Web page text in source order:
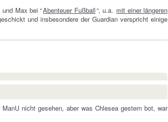
und Max bei “Abenteuer Fußball“, u.a. mit einer längeren
und insbesondere der Guardian verspricht einige
nicht gesehen, aber was Chlesea gestern bot, war